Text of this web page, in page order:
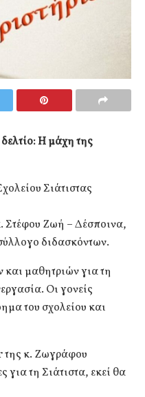
Η μάχη της
Σιάτιστας
Στέφου Ζωή – Δέσποινα,
διδασκόντων.
μαθητριών για τη
Οι γονείς
του σχολείου και
της κ. Ζωγράφου
για τη Σιάτιστα, εκεί θα